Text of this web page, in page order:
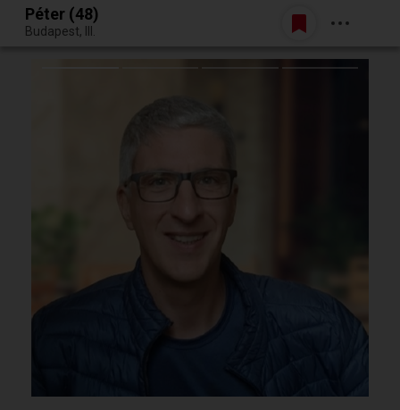
Egy jó randiból bármi lehet.
Belépés
Péter (48)
Budapest, III.